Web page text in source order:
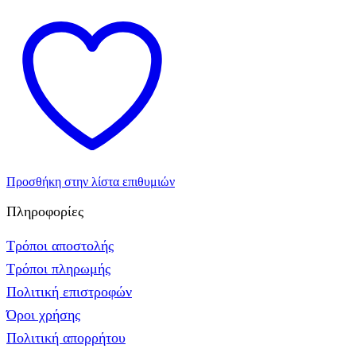
Προσθήκη στην λίστα επιθυμιών
Πληροφορίες
Τρόποι αποστολής
Τρόποι πληρωμής
Πολιτική επιστροφών
Όροι χρήσης
Πολιτική απορρήτου